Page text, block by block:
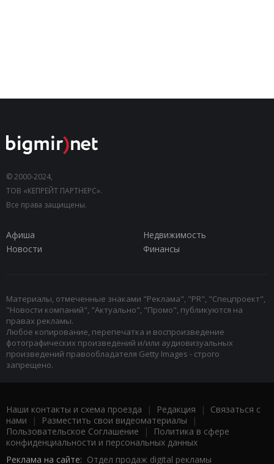
© 2000-2024,
ТОВ «КЕПРЕЙТ ПАРТНЕРС».
Все права защищены.
Афиша
Недвижимость
Новости
Финансы
Материалы, отмеченные знаками "Реклама", "PR", "Спецпроект",
"Новости компаний", "Актуально", "Промо", публикуются на
правах рекламы.
Любое копирование, перепечатка и воспроизведение
фотографических произведений и/или аудиовизуальных
произведений правообладателя Getty Images - строго
запрещено.
Наши контакты и схема проезда | Редакция | Связаться с
нами | Разместить свои видеоматериалы |
Пользовательское Соглашение |
Политика в сфере
конфиденциальности и персональных данных
Реклама на сайте: Отдел продаж digital рекламы